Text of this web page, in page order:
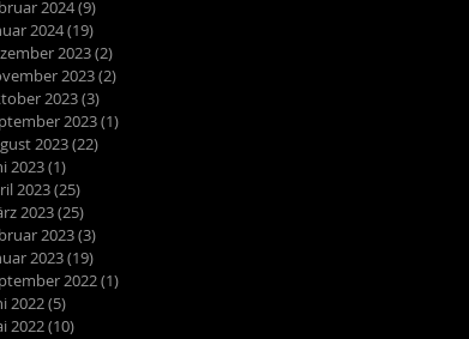
2024(9)
2024(19)
2023(2)
2023(2)
2023(3)
2023(1)
2023(22)
2023(1)
2023(25)
2023(25)
2023(3)
2023(19)
2022(1)
2022(5)
2022(10)